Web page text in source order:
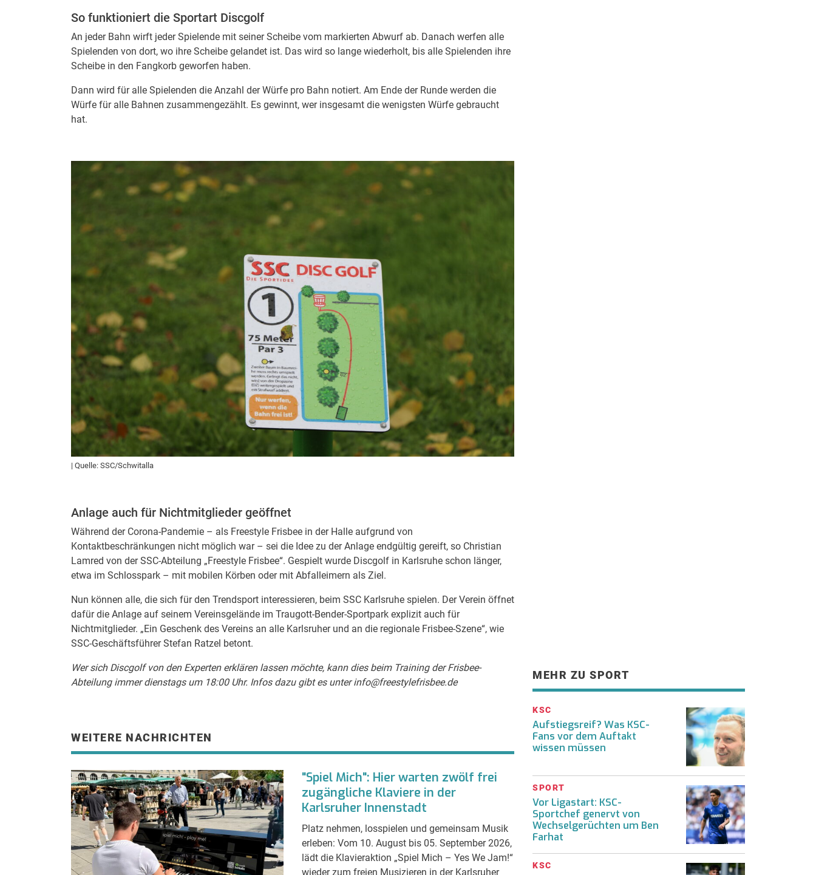
So funktioniert die Sportart Discgolf
An jeder Bahn wirft jeder Spielende mit seiner Scheibe vom markierten Abwurf ab. Danach werfen alle
Spielenden von dort, wo ihre Scheibe gelandet ist. Das wird so lange wiederholt, bis alle Spielenden ihre
Scheibe in den Fangkorb geworfen haben.
Dann wird für alle Spielenden die Anzahl der Würfe pro Bahn notiert. Am Ende der Runde werden die
Würfe für alle Bahnen zusammengezählt. Es gewinnt, wer insgesamt die wenigsten Würfe gebraucht
hat.
| Quelle: SSC/Schwitalla
Anlage auch für Nichtmitglieder geöffnet
Während der Corona-Pandemie – als Freestyle Frisbee in der Halle aufgrund von
Kontaktbeschränkungen nicht möglich war – sei die Idee zu der Anlage endgültig gereift, so Christian
Lamred von der SSC-Abteilung „Freestyle Frisbee“. Gespielt wurde Discgolf in Karlsruhe schon länger,
etwa im Schlosspark – mit mobilen Körben oder mit Abfalleimern als Ziel.
Nun können alle, die sich für den Trendsport interessieren, beim SSC Karlsruhe spielen. Der Verein öffnet
dafür die Anlage auf seinem Vereinsgelände im Traugott-Bender-Sportpark explizit auch für
Nichtmitglieder. „Ein Geschenk des Vereins an alle Karlsruher und an die regionale Frisbee-Szene“, wie
SSC-Geschäftsführer Stefan Ratzel betont.
Wer sich Discgolf von den Experten erklären lassen möchte, kann dies beim Training der Frisbee-
Abteilung immer dienstags um 18:00 Uhr. Infos dazu gibt es unter info@freestylefrisbee.de
WEITERE NACHRICHTEN
"Spiel Mich": Hier warten zwölf frei
zugängliche Klaviere in der
Karlsruher Innenstadt
Platz nehmen, losspielen und gemeinsam Musik
erleben: Vom 10. August bis 05. September 2026,
lädt die Klavieraktion „Spiel Mich – Yes We Jam!“
wieder zum freien Musizieren in der Karlsruher
MEHR ZU SPORT
KSC
Aufstiegsreif? Was KSC-
Fans vor dem Auftakt
wissen müssen
SPORT
Vor Ligastart: KSC-
Sportchef genervt von
Wechselgerüchten um Ben
Farhat
KSC